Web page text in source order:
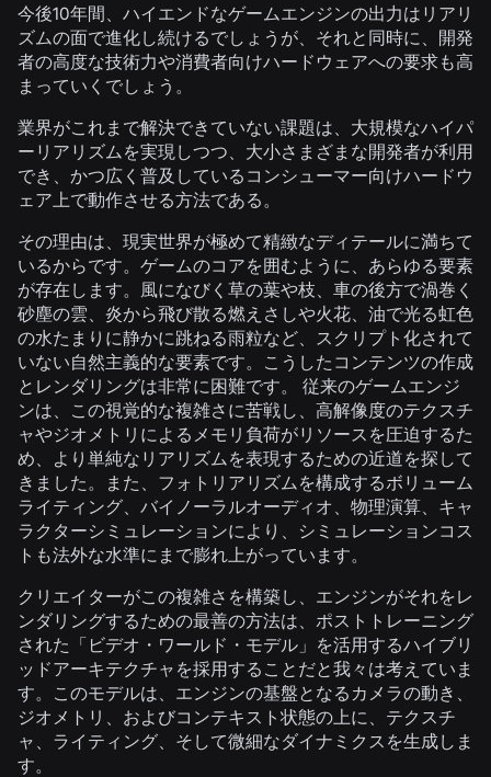
今後10年間、ハイエンドなゲームエンジンの出力はリアリ
ズムの面で進化し続けるでしょうが、それと同時に、開発
者の高度な技術力や消費者向けハードウェアへの要求も高
まっていくでしょう。
業界がこれまで解決できていない課題は、大規模なハイパ
ーリアリズムを実現しつつ、大小さまざまな開発者が利用
でき、かつ広く普及しているコンシューマー向けハードウ
ェア上で動作させる方法である。
その理由は、現実世界が極めて精緻なディテールに満ちて
いるからです。ゲームのコアを囲むように、あらゆる要素
が存在します。風になびく草の葉や枝、車の後方で渦巻く
砂塵の雲、炎から飛び散る燃えさしや火花、油で光る虹色
の水たまりに静かに跳ねる雨粒など、スクリプト化されて
いない自然主義的な要素です。こうしたコンテンツの作成
とレンダリングは非常に困難です。 従来のゲームエンジ
ンは、この視覚的な複雑さに苦戦し、高解像度のテクスチ
ャやジオメトリによるメモリ負荷がリソースを圧迫するた
め、より単純なリアリズムを表現するための近道を探して
きました。また、フォトリアリズムを構成するボリューム
ライティング、バイノーラルオーディオ、物理演算、キャ
ラクターシミュレーションにより、シミュレーションコス
トも法外な水準にまで膨れ上がっています。
クリエイターがこの複雑さを構築し、エンジンがそれをレ
ンダリングするための最善の方法は、ポストトレーニング
された「ビデオ・ワールド・モデル」を活用するハイブリ
ッドアーキテクチャを採用することだと我々は考えていま
す。このモデルは、エンジンの基盤となるカメラの動き、
ジオメトリ、およびコンテキスト状態の上に、テクスチ
ャ、ライティング、そして微細なダイナミクスを生成しま
す。